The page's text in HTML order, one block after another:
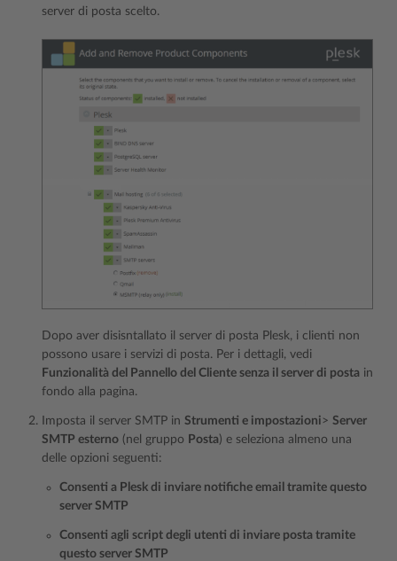
server di posta scelto.
Dopo aver disisntallato il server di posta Plesk, i clienti non
possono usare i servizi di posta. Per i dettagli, vedi
Funzionalità del Pannello del Cliente senza il server di posta in
fondo alla pagina.
Imposta il server SMTP in Strumenti e impostazioni> Server
SMTP esterno (nel gruppo Posta) e seleziona almeno una
delle opzioni seguenti:
Consenti a Plesk di inviare notifiche email tramite questo
server SMTP
Consenti agli script degli utenti di inviare posta tramite
questo server SMTP